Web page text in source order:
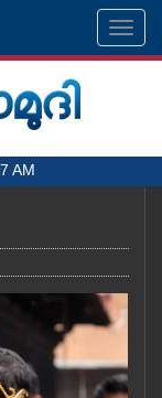
AM